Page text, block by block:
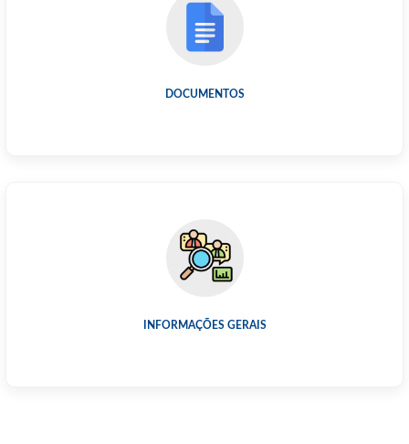
DOCUMENTOS
INFORMAÇÕES GERAIS